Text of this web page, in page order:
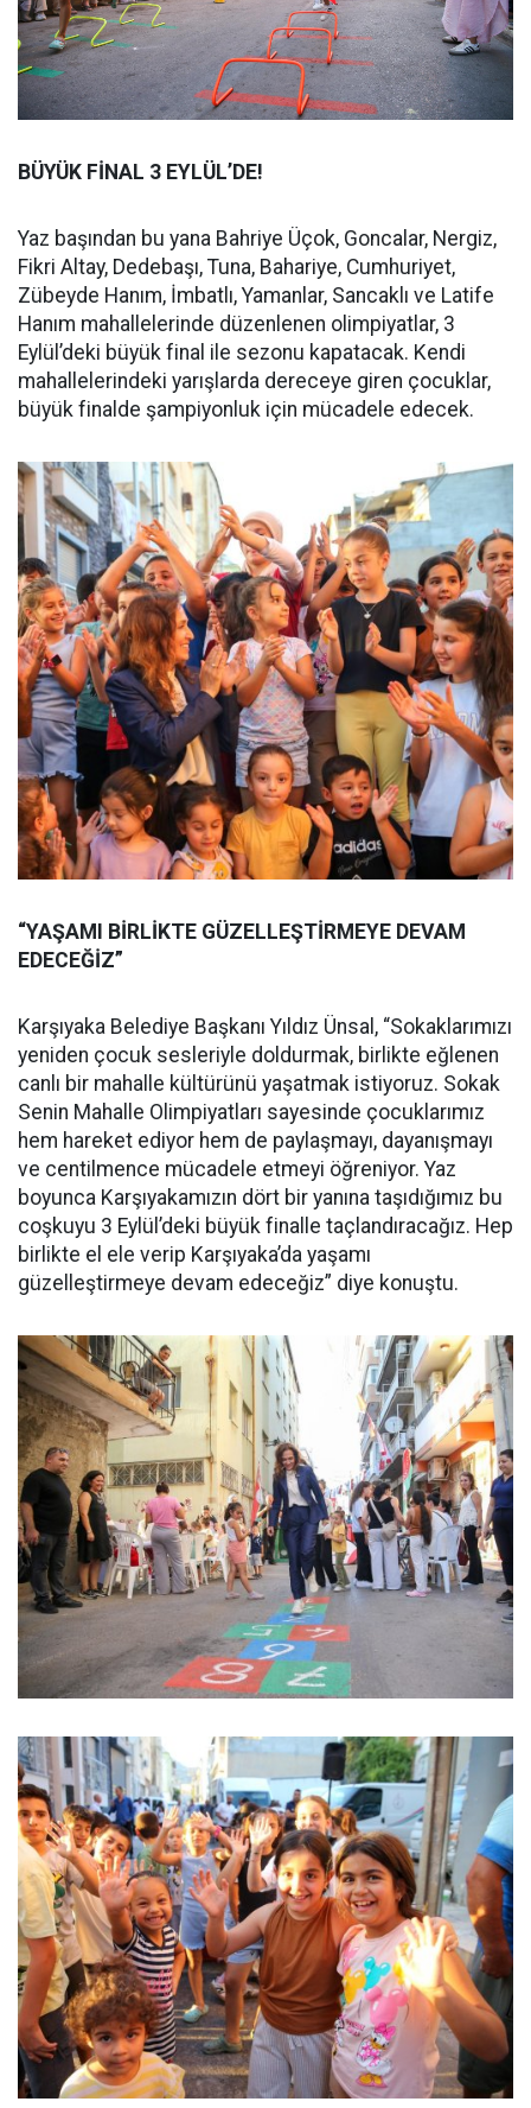
BÜYÜK FİNAL 3 EYLÜL’DE!
Yaz başından bu yana Bahriye Üçok, Goncalar, Nergiz,
Fikri Altay, Dedebaşı, Tuna, Bahariye, Cumhuriyet,
Zübeyde Hanım, İmbatlı, Yamanlar, Sancaklı ve Latife
Hanım mahallelerinde düzenlenen olimpiyatlar, 3
Eylül’deki büyük final ile sezonu kapatacak. Kendi
mahallelerindeki yarışlarda dereceye giren çocuklar,
büyük finalde şampiyonluk için mücadele edecek.
“YAŞAMI BİRLİKTE GÜZELLEŞTİRMEYE DEVAM
EDECEĞİZ”
Karşıyaka Belediye Başkanı Yıldız Ünsal, “Sokaklarımızı
yeniden çocuk sesleriyle doldurmak, birlikte eğlenen
canlı bir mahalle kültürünü yaşatmak istiyoruz. Sokak
Senin Mahalle Olimpiyatları sayesinde çocuklarımız
hem hareket ediyor hem de paylaşmayı, dayanışmayı
ve centilmence mücadele etmeyi öğreniyor. Yaz
boyunca Karşıyakamızın dört bir yanına taşıdığımız bu
coşkuyu 3 Eylül’deki büyük finalle taçlandıracağız. Hep
birlikte el ele verip Karşıyaka’da yaşamı
güzelleştirmeye devam edeceğiz” diye konuştu.